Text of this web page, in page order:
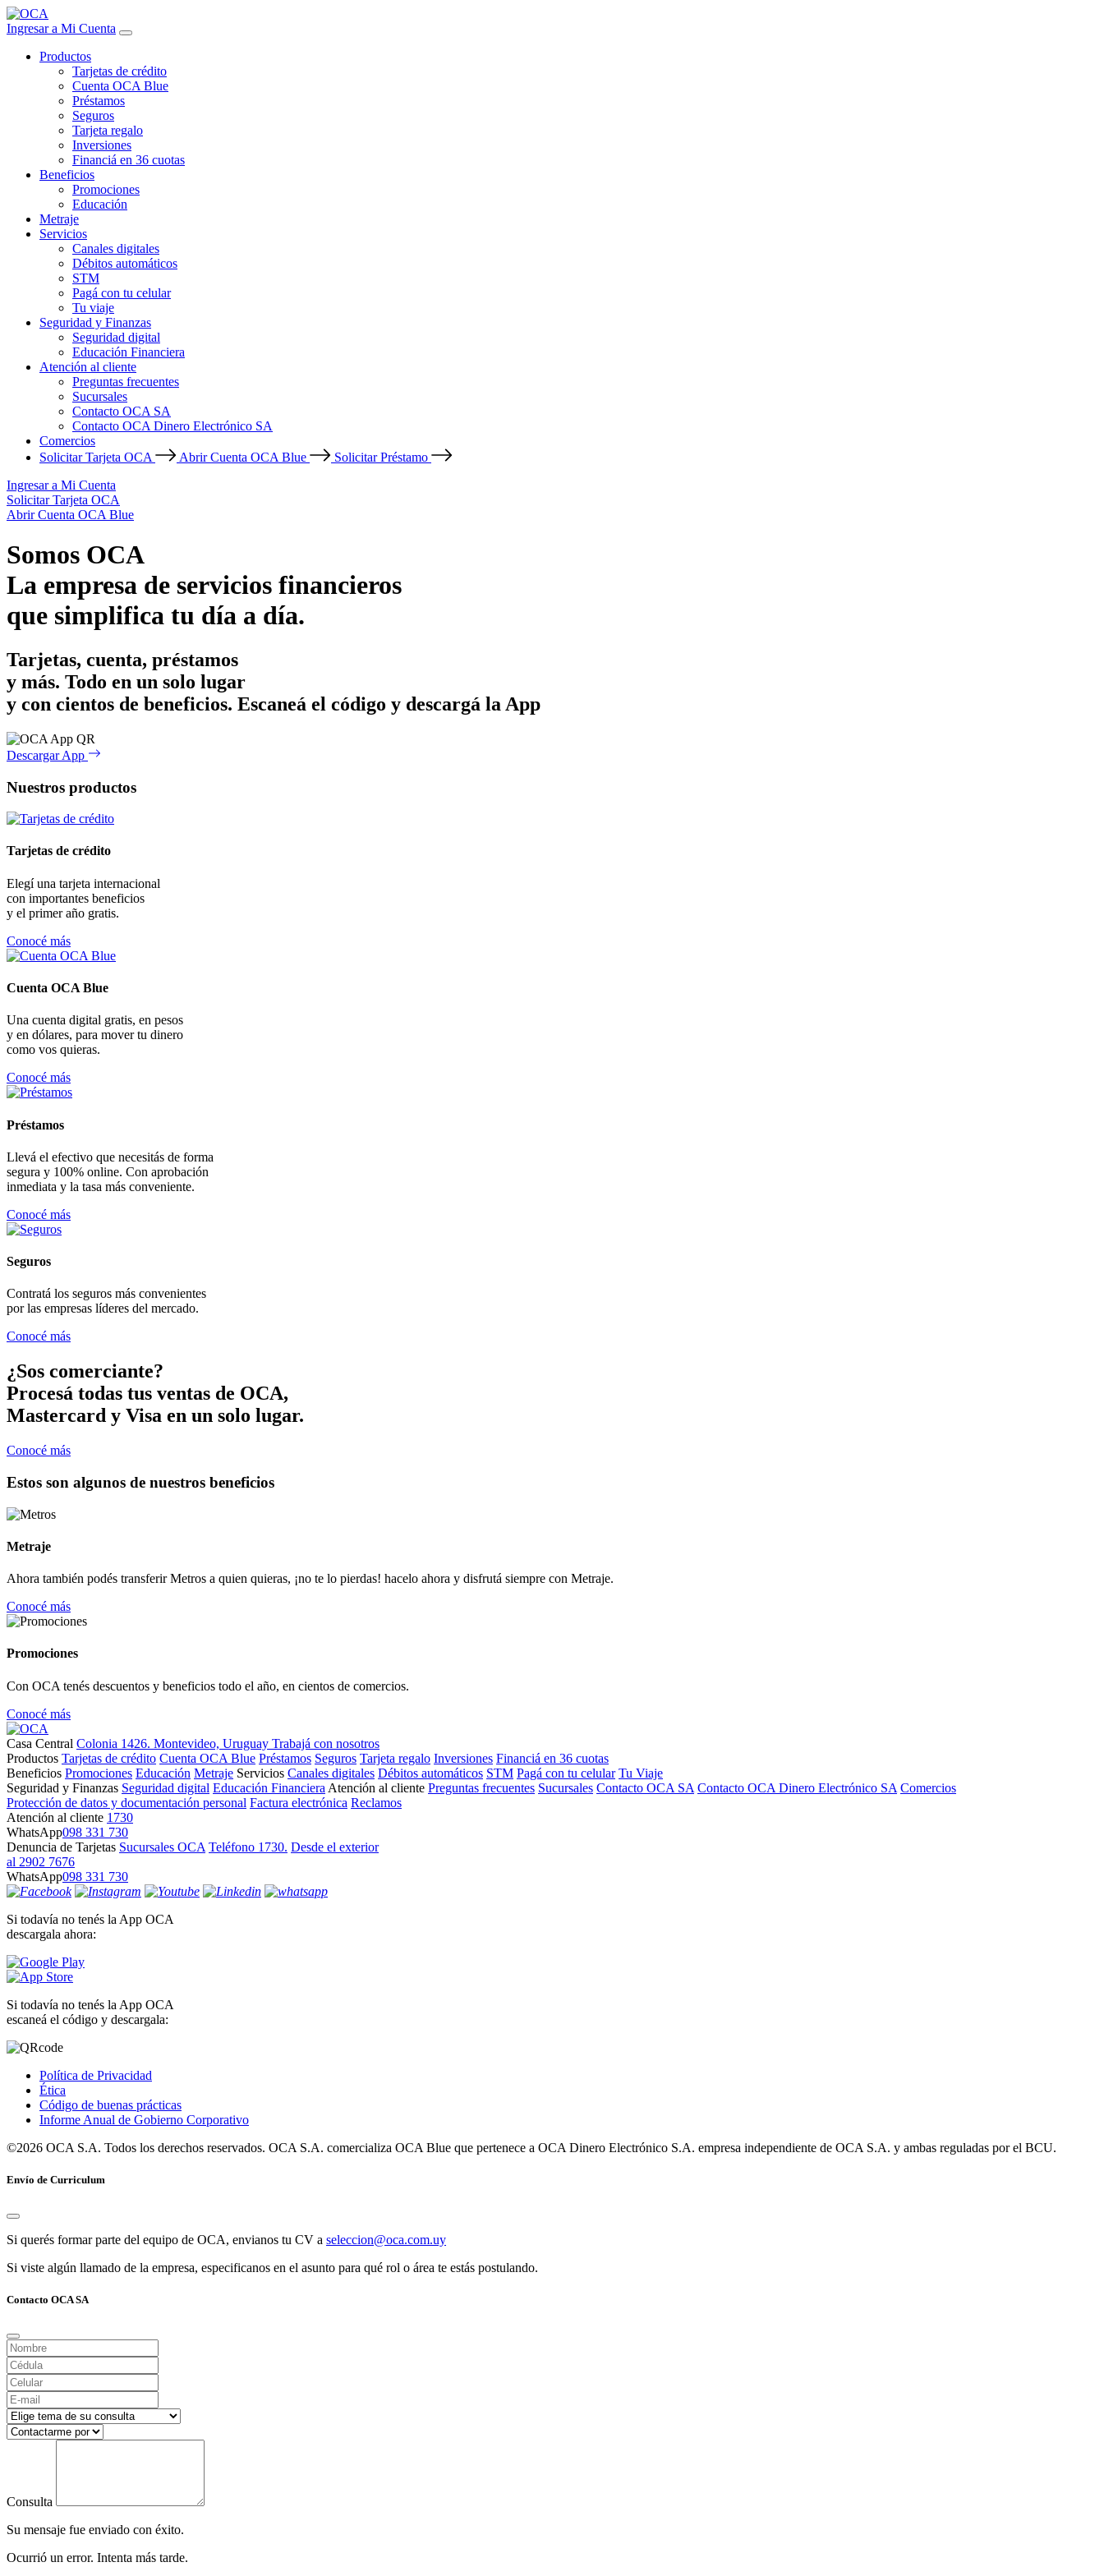
Ingresar a Mi Cuenta
Productos
Tarjetas de crédito
Cuenta OCA Blue
Préstamos
Seguros
Tarjeta regalo
Inversiones
Financiá en 36 cuotas
Beneficios
Promociones
Educación
Metraje
Servicios
Canales digitales
Débitos automáticos
STM
Pagá con tu celular
Tu viaje
Seguridad y Finanzas
Seguridad digital
Educación Financiera
Atención al cliente
Preguntas frecuentes
Sucursales
Contacto OCA SA
Contacto OCA Dinero Electrónico SA
Comercios
Solicitar Tarjeta OCA
Abrir Cuenta OCA Blue
Solicitar Préstamo
Ingresar a Mi Cuenta
Solicitar Tarjeta OCA
Abrir Cuenta OCA Blue
Somos OCA
La empresa de servicios financieros
que simplifica tu día a día.
Tarjetas, cuenta, préstamos
y más. Todo en un solo lugar
y con cientos de beneficios. Escaneá el código y descargá la App
Descargar App
Nuestros productos
Tarjetas de crédito
Elegí una tarjeta internacional
con importantes beneficios
y el primer año gratis.
Conocé más
Cuenta OCA Blue
Una cuenta digital gratis, en pesos
y en dólares, para mover tu dinero
como vos quieras.
Conocé más
Préstamos
Llevá el efectivo que necesitás de forma
segura y 100% online. Con aprobación
inmediata y la tasa más conveniente.
Conocé más
Seguros
Contratá los seguros más convenientes
por las empresas líderes del mercado.
Conocé más
¿Sos comerciante?
Procesá todas tus ventas de OCA,
Mastercard y Visa en un solo lugar.
Conocé más
Estos son algunos de nuestros beneficios
Metraje
Ahora también podés transferir Metros a quien quieras, ¡no te lo pierdas! hacelo ahora y disfrutá siempre con Metraje.
Conocé más
Promociones
Con OCA tenés descuentos y beneficios todo el año, en cientos de comercios.
Conocé más
Casa Central Colonia 1426. Montevideo, Uruguay Trabajá con nosotros
Productos Tarjetas de crédito Cuenta OCA Blue Préstamos Seguros Tarjeta regalo Inversiones Financiá en 36 cuotas
Beneficios Promociones Educación Metraje Servicios Canales digitales Débitos automáticos STM Pagá con tu celular Tu Viaje
Seguridad y Finanzas Seguridad digital Educación Financiera Atención al cliente Preguntas frecuentes Sucursales Contacto OCA SA Contacto OCA Dinero Electrónico SA Comercios
Protección de datos y documentación personal Factura electrónica Reclamos
Atención al cliente 1730
WhatsApp098 331 730
Denuncia de Tarjetas Sucursales OCA Teléfono 1730. Desde el exterior
al 2902 7676
WhatsApp098 331 730
Si todavía no tenés la App OCA
descargala ahora:
Si todavía no tenés la App OCA
escaneá el código y descargala:
Política de Privacidad
Ética
Código de buenas prácticas
Informe Anual de Gobierno Corporativo
©2026 OCA S.A. Todos los derechos reservados. OCA S.A. comercializa OCA Blue que pertenece a OCA Dinero Electrónico S.A. empresa independiente de OCA S.A. y ambas reguladas por el BCU.
Envío de Curriculum
Si querés formar parte del equipo de OCA, envianos tu CV a seleccion@oca.com.uy
Si viste algún llamado de la empresa, especificanos en el asunto para qué rol o área te estás postulando.
Contacto OCA SA
Consulta
Su mensaje fue enviado con éxito.
Ocurrió un error. Intenta más tarde.